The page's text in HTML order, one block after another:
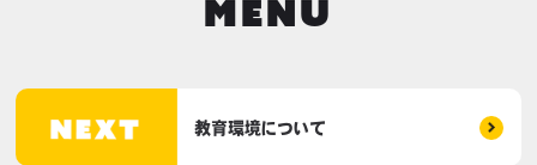
MENU
教育環境について